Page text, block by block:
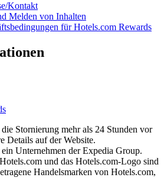
Kontakt
Melden von Inhalten
für Hotels.com Rewards
Stornierung mehr als 24 Stunden vor
Details auf der Website.
Unternehmen der Expedia Group.
und das Hotels.com-Logo sind
Handelsmarken von Hotels.com,